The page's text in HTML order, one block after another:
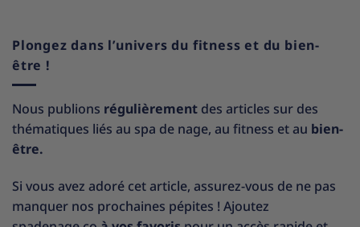
Plongez dans l’univers du fitness et du bien-
être !
Nous publions régulièrement des articles sur des
thématiques liés au spa de nage, au fitness et au bien-
être.
Si vous avez adoré cet article, assurez-vous de ne pas
manquer nos prochaines pépites ! Ajoutez